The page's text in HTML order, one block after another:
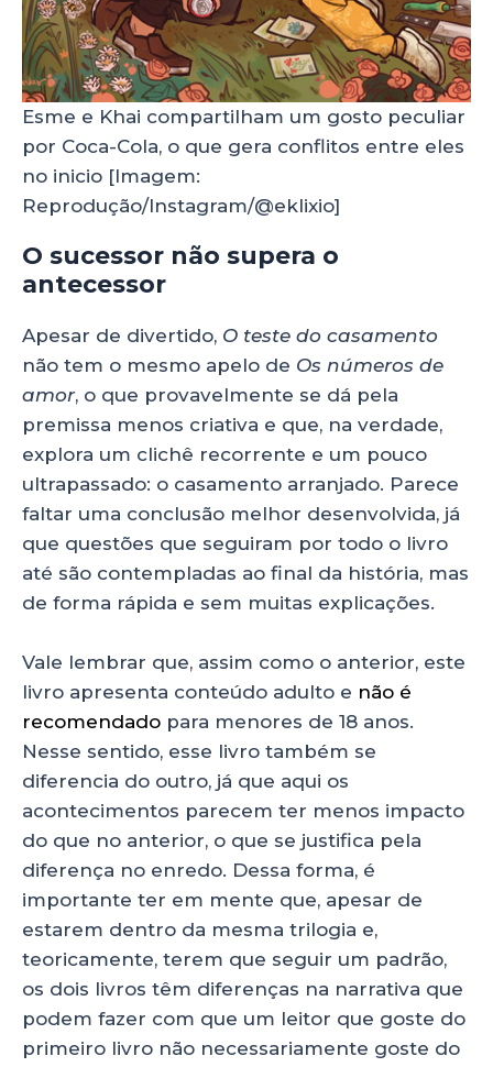
Esme e Khai compartilham um gosto peculiar
por Coca-Cola, o que gera conflitos entre eles
no inicio [Imagem:
Reprodução/Instagram/@eklixio]
O sucessor não supera o
antecessor
Apesar de divertido, O teste do casamento
não tem o mesmo apelo de Os números de
amor, o que provavelmente se dá pela
premissa menos criativa e que, na verdade,
explora um clichê recorrente e um pouco
ultrapassado: o casamento arranjado. Parece
faltar uma conclusão melhor desenvolvida, já
que questões que seguiram por todo o livro
até são contempladas ao final da história, mas
de forma rápida e sem muitas explicações.
Vale lembrar que, assim como o anterior, este
livro apresenta conteúdo adulto e não é
recomendado para menores de 18 anos.
Nesse sentido, esse livro também se
diferencia do outro, já que aqui os
acontecimentos parecem ter menos impacto
do que no anterior, o que se justifica pela
diferença no enredo. Dessa forma, é
importante ter em mente que, apesar de
estarem dentro da mesma trilogia e,
teoricamente, terem que seguir um padrão,
os dois livros têm diferenças na narrativa que
podem fazer com que um leitor que goste do
primeiro livro não necessariamente goste do